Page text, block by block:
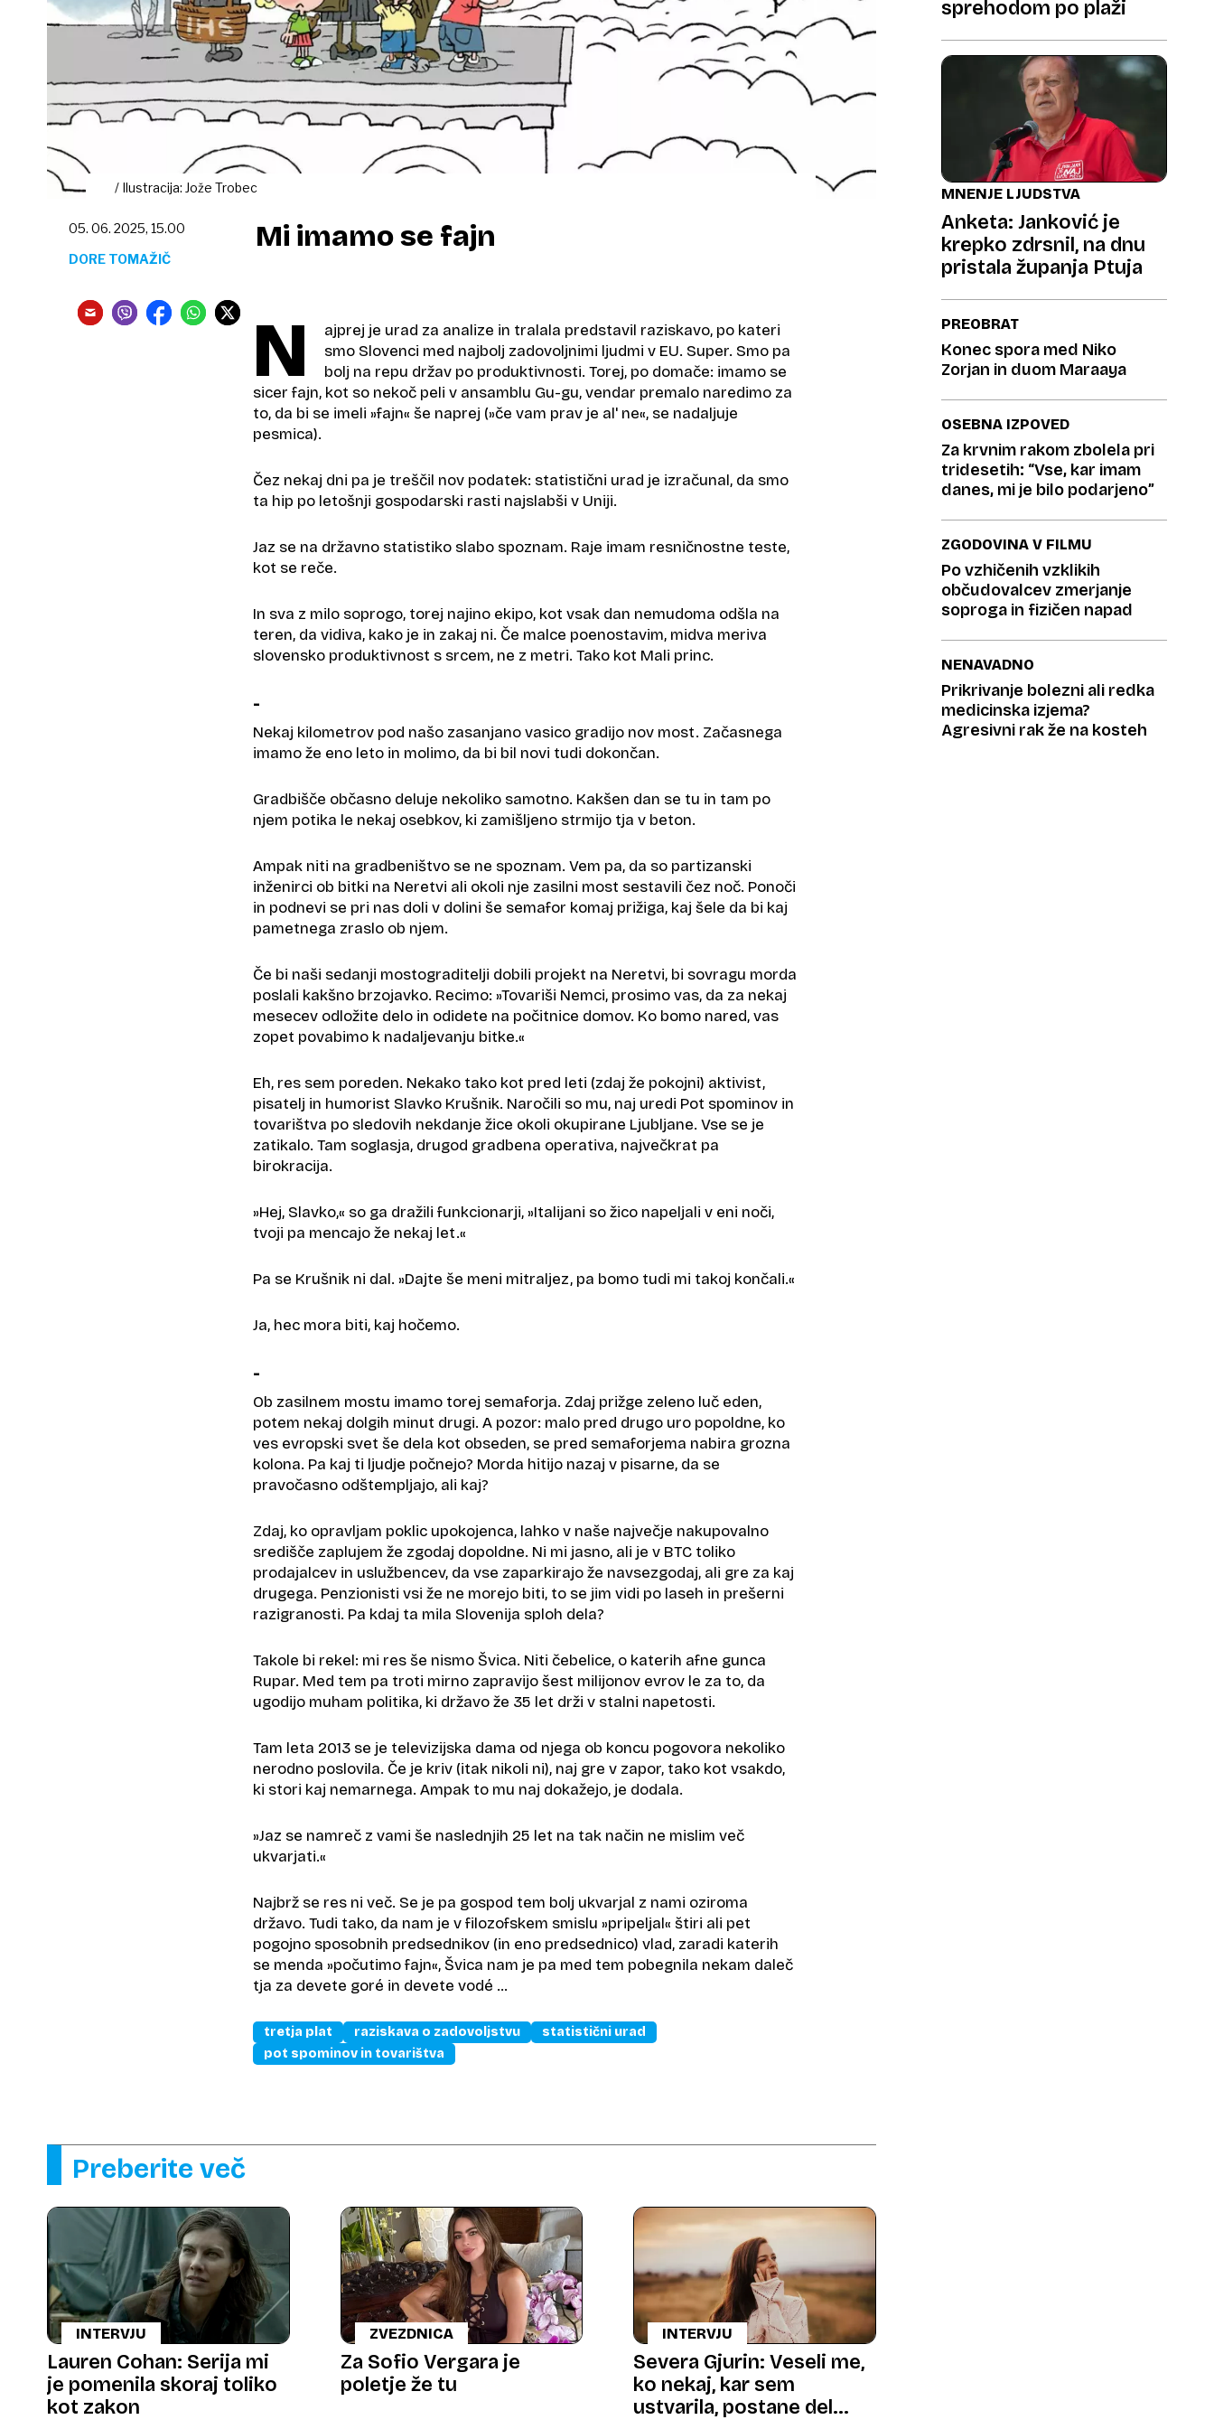
/ Ilustracija: Jože Trobec
Mi imamo se fajn
05. 06. 2025, 15.00
DORE TOMAŽIČ
N
ajprej je urad za analize in tralala predstavil raziskavo, po kateri
smo Slovenci med najbolj zadovoljnimi ljudmi v EU. Super. Smo pa
bolj na repu držav po produktivnosti. Torej, po domače: imamo se
sicer fajn, kot so nekoč peli v ansamblu Gu-gu, vendar premalo naredimo za
to, da bi se imeli »fajn« še naprej (»če vam prav je al' ne«, se nadaljuje
pesmica).
Čez nekaj dni pa je treščil nov podatek: statistični urad je izračunal, da smo
ta hip po letošnji gospodarski rasti najslabši v Uniji.
Jaz se na državno statistiko slabo spoznam. Raje imam resničnostne teste,
kot se reče.
In sva z milo soprogo, torej najino ekipo, kot vsak dan nemudoma odšla na
teren, da vidiva, kako je in zakaj ni. Če malce poenostavim, midva meriva
slovensko produktivnost s srcem, ne z metri. Tako kot Mali princ.
-
Nekaj kilometrov pod našo zasanjano vasico gradijo nov most. Začasnega
imamo že eno leto in molimo, da bi bil novi tudi dokončan.
Gradbišče občasno deluje nekoliko samotno. Kakšen dan se tu in tam po
njem potika le nekaj osebkov, ki zamišljeno strmijo tja v beton.
Ampak niti na gradbeništvo se ne spoznam. Vem pa, da so partizanski
inženirci ob bitki na Neretvi ali okoli nje zasilni most sestavili čez noč. Ponoči
in podnevi se pri nas doli v dolini še semafor komaj prižiga, kaj šele da bi kaj
pametnega zraslo ob njem.
Če bi naši sedanji mostograditelji dobili projekt na Neretvi, bi sovragu morda
poslali kakšno brzojavko. Recimo: »Tovariši Nemci, prosimo vas, da za nekaj
mesecev odložite delo in odidete na počitnice domov. Ko bomo nared, vas
zopet povabimo k nadaljevanju bitke.«
Eh, res sem poreden. Nekako tako kot pred leti (zdaj že pokojni) aktivist,
pisatelj in humorist Slavko Krušnik. Naročili so mu, naj uredi Pot spominov in
tovarištva po sledovih nekdanje žice okoli okupirane Ljubljane. Vse se je
zatikalo. Tam soglasja, drugod gradbena operativa, največkrat pa
birokracija.
»Hej, Slavko,« so ga dražili funkcionarji, »Italijani so žico napeljali v eni noči,
tvoji pa mencajo že nekaj let.«
Pa se Krušnik ni dal. »Dajte še meni mitraljez, pa bomo tudi mi takoj končali.«
Ja, hec mora biti, kaj hočemo.
-
Ob zasilnem mostu imamo torej semaforja. Zdaj prižge zeleno luč eden,
potem nekaj dolgih minut drugi. A pozor: malo pred drugo uro popoldne, ko
ves evropski svet še dela kot obseden, se pred semaforjema nabira grozna
kolona. Pa kaj ti ljudje počnejo? Morda hitijo nazaj v pisarne, da se
pravočasno odštempljajo, ali kaj?
Zdaj, ko opravljam poklic upokojenca, lahko v naše največje nakupovalno
središče zaplujem že zgodaj dopoldne. Ni mi jasno, ali je v BTC toliko
prodajalcev in uslužbencev, da vse zaparkirajo že navsezgodaj, ali gre za kaj
drugega. Penzionisti vsi že ne morejo biti, to se jim vidi po laseh in prešerni
razigranosti. Pa kdaj ta mila Slovenija sploh dela?
Takole bi rekel: mi res še nismo Švica. Niti čebelice, o katerih afne gunca
Rupar. Med tem pa troti mirno zapravijo šest milijonov evrov le za to, da
ugodijo muham politika, ki državo že 35 let drži v stalni napetosti.
Tam leta 2013 se je televizijska dama od njega ob koncu pogovora nekoliko
nerodno poslovila. Če je kriv (itak nikoli ni), naj gre v zapor, tako kot vsakdo,
ki stori kaj nemarnega. Ampak to mu naj dokažejo, je dodala.
»Jaz se namreč z vami še naslednjih 25 let na tak način ne mislim več
ukvarjati.«
Najbrž se res ni več. Se je pa gospod tem bolj ukvarjal z nami oziroma
državo. Tudi tako, da nam je v filozofskem smislu »pripeljal« štiri ali pet
pogojno sposobnih predsednikov (in eno predsednico) vlad, zaradi katerih
se menda »počutimo fajn«, Švica nam je pa med tem pobegnila nekam daleč
tja za devete goré in devete vodé …
tretja plat raziskava o zadovoljstvu
statistični urad
pot spominov in tovarištva
sprehodom po plaži
MNENJE LJUDSTVA
Anketa: Janković je
krepko zdrsnil, na dnu
pristala županja Ptuja
PREOBRAT
Konec spora med Niko
Zorjan in duom Maraaya
OSEBNA IZPOVED
Za krvnim rakom zbolela pri
tridesetih: “Vse, kar imam
danes, mi je bilo podarjeno”
ZGODOVINA V FILMU
Po vzhičenih vzklikih
občudovalcev zmerjanje
soproga in fizičen napad
NENAVADNO
Prikrivanje bolezni ali redka
medicinska izjema?
Agresivni rak že na kosteh
Preberite več
INTERVJU
Lauren Cohan: Serija mi
je pomenila skoraj toliko
kot zakon
ZVEZDNICA
Za Sofio Vergara je
poletje že tu
INTERVJU
Severa Gjurin: Veseli me,
ko nekaj, kar sem
ustvarila, postane del